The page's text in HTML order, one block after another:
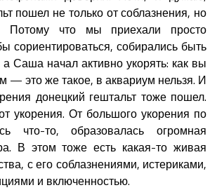
пошел не только от соблазнения, но
Потому что мы приехали просто
сориентироваться, собирались быть
Саша начал активно укорять: как вы
— это же такое, в аквариум нельзя. И
донецкий гештальт тоже пошел.
укорения. От большого укорения по
что-то, образовалась огромная
В этом тоже есть какая-то живая
с его соблазнениями, истериками,
и включенностью.